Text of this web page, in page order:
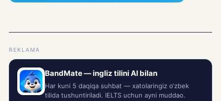
REKLAMA
BandMate — ingliz tilini AI bilan
Har kuni 5 daqiqa suhbat — xatolaringiz o‘zbek
tilida tushuntiriladi. IELTS uchun ayni muddao.